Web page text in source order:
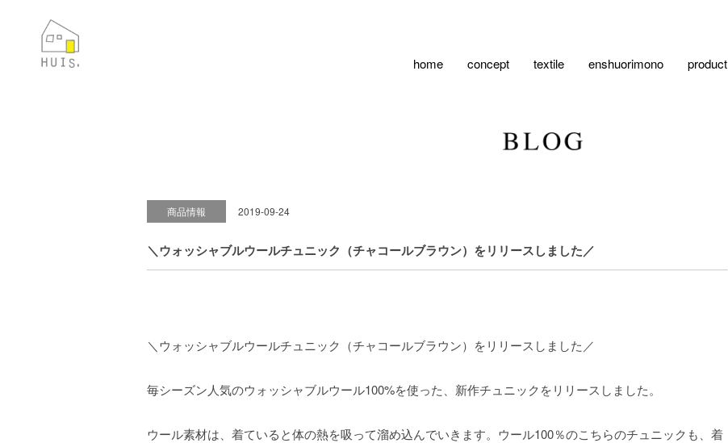
home concept textile enshuorimono product
商品情報 2019-09-24
＼ウォッシャブルウールチュニック（チャコールブラウン）をリリースしました／
＼ウォッシャブルウールチュニック（チャコールブラウン）をリリースしました／
毎シーズン人気のウォッシャブルウール100%を使った、新作チュニックをリリースしました。
ウール素材は、着ていると体の熱を吸って溜め込んでいきます。ウール100％のこちらのチュニックも、着